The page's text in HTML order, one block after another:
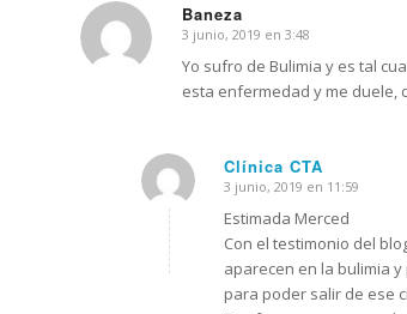
Baneza
Dice:
3 junio, 2019 en 3:48
Yo sufro de Bulimia y es tal
esta enfermedad y me duele,
Clínica CTA
Dice:
3 junio, 2019 en 11:59
Estimada Merced
Con el testimonio del
aparecen en la bulimia
para poder salir de ese